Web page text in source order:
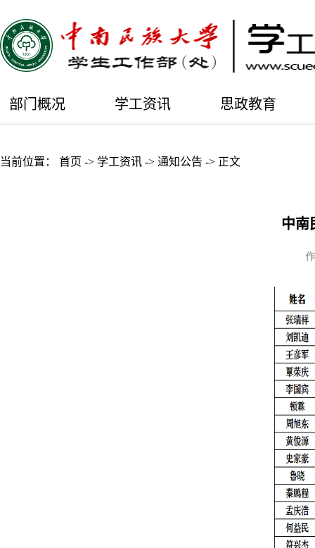
部门概况 学工资讯 思政教育
当前位置： 首页 -> 学工资讯 -> 通知公告 -> 正文
中南